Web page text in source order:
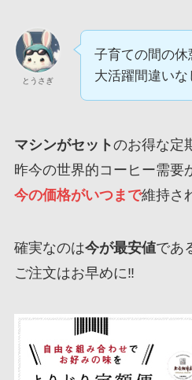
とうさぎ
子育ての間の休
大活躍間違いな
マシンがセットのお得な定
昨今の世界的コーヒー需要
今の価格がいつまで維持さ
確実なのは今が最安値であ
ご注文はお早めに‼